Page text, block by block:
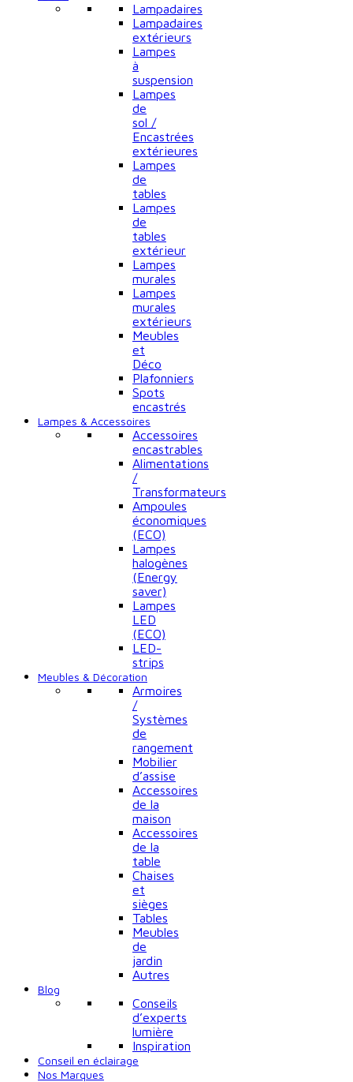
Lampadaires
Lampadaires
extérieurs
Lampes
à
suspension
Lampes
de
sol /
Encastrées
extérieures
Lampes
de
tables
Lampes
de
tables
extérieur
Lampes
murales
Lampes
murales
extérieurs
Meubles
et
Déco
Plafonniers
Spots
encastrés
Lampes & Accessoires
Accessoires
encastrables
Alimentations
/
Transformateurs
Ampoules
économiques
(ECO)
Lampes
halogènes
(Energy
saver)
Lampes
LED
(ECO)
LED-
strips
Meubles & Décoration
Armoires
/
Systèmes
de
rangement
Mobilier
d’assise
Accessoires
de la
maison
Accessoires
de la
table
Chaises
et
sièges
Tables
Meubles
de
jardin
Autres
Blog
Conseils
d’experts
lumière
Inspiration
Conseil en éclairage
Nos Marques